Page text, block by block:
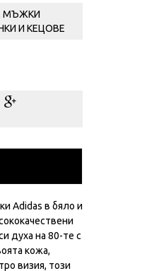
МЪЖКИ
И КЕЦОВЕ
Adidas в бяло и
духа на 80-те с
кожа,
визия, този